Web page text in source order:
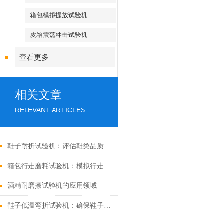
箱包模拟提放试验机
皮箱震荡冲击试验机
查看更多
相关文章
RELEVANT ARTICLES
鞋子耐折试验机：评估鞋类品质的重要工具
箱包行走磨耗试验机：模拟行走磨损，确保箱包经久耐用
酒精耐磨擦试验机的应用领域
鞋子低温弯折试验机：确保鞋子品质的利器